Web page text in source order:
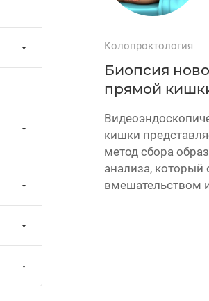
Колопроктология
Биопсия
прямой
кишки
метод сбора
анализа,
вмешательством